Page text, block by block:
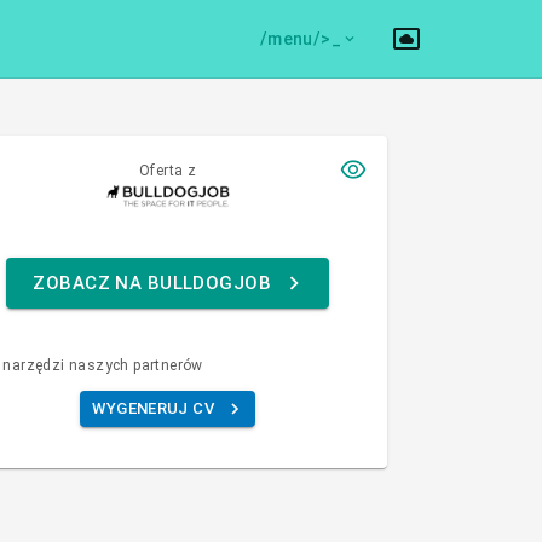
/menu/>
Oferta z
ZOBACZ NA BULLDOGJOB
narzędzi naszych partnerów
WYGENERUJ CV